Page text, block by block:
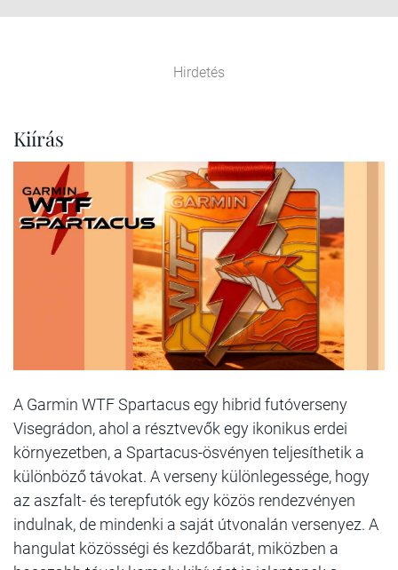
Hirdetés
Kiírás
A Garmin WTF Spartacus egy hibrid futóverseny
Visegrádon, ahol a résztvevők egy ikonikus erdei
környezetben, a Spartacus-ösvényen teljesíthetik a
különböző távokat. A verseny különlegessége, hogy
az aszfalt- és terepfutók egy közös rendezvényen
indulnak, de mindenki a saját útvonalán versenyez. A
hangulat közösségi és kezdőbarát, miközben a